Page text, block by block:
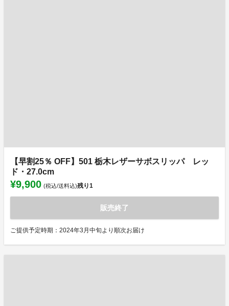
【早割25％ OFF】501 栃木レザーサボスリッパ レッ
ド・27.0cm
¥9,900 (税込/送料込)残り1
販売終了
ご提供予定時期：2024年3月中旬より順次お届け